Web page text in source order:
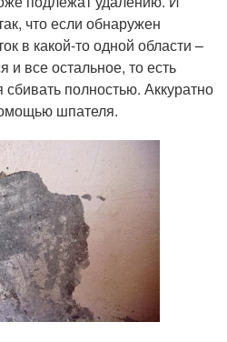
что если обнаружен
в какой-то одной области –
и все остальное, то есть
сбивать полностью. Аккуратно
шпателя.